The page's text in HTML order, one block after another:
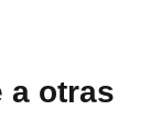
a otras